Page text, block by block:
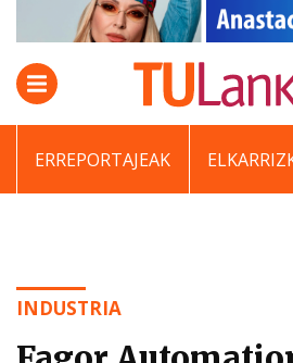
ERREPORTAJEAK
INDUSTRIA